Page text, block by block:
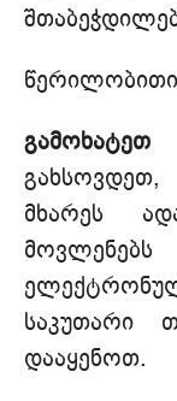
წერილობითი
მხარეს
საკუთარი
დააყენოთ.